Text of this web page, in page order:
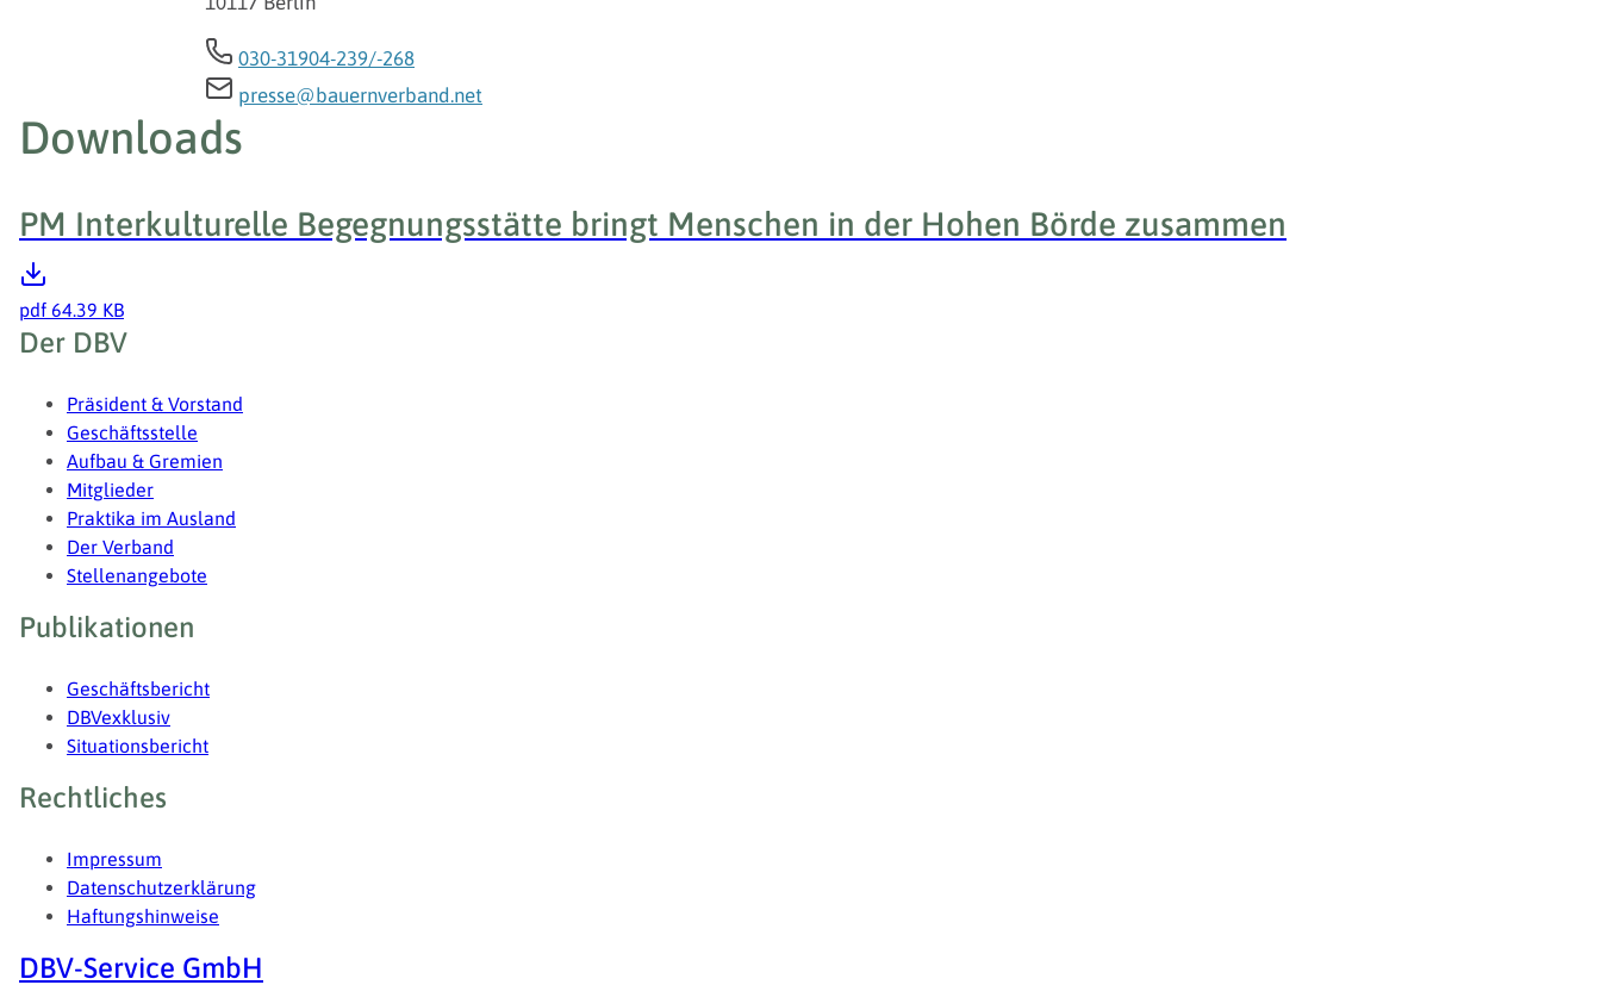
030-31904-239/-268
presse@bauernverband.net
Downloads
PM Interkulturelle Begegnungsstätte bringt Menschen in der Hohen Börde zusammen
pdf 64.39 KB
Fußzeile
Der DBV
Präsident & Vorstand
Geschäftsstelle
Aufbau & Gremien
Mitglieder
Praktika im Ausland
Der Verband
Stellenangebote
Publikationen
Geschäftsbericht
DBVexklusiv
Situationsbericht
Rechtliches
Impressum
Datenschutzerklärung
Haftungshinweise
DBV-Service GmbH